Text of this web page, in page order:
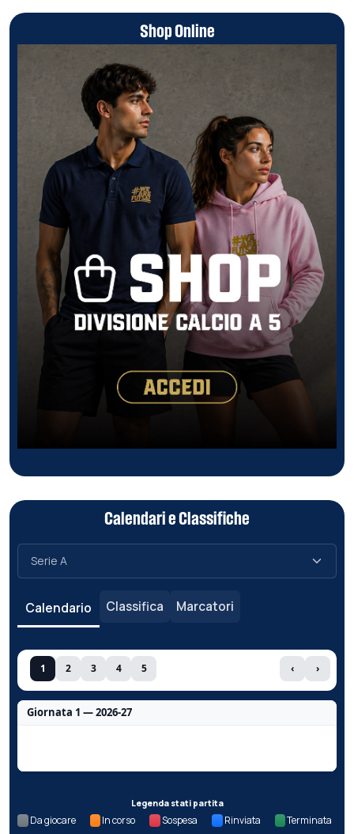
Shop Online
Calendari e Classifiche
Calendario Classifica Marcatori
1 2 3 4 5 ‹ ›
Giornata 1 — 2026-27
Legenda stati partita
Da giocare In corso Sospesa Rinviata Terminata